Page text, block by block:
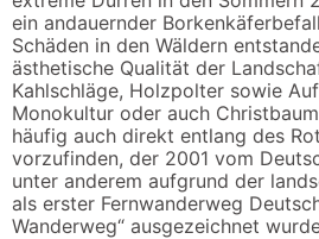
ein andauernder
Schäden in den Wäldern
ästhetische Qualität der
Kahlschläge, Holzpolter sowie
Monokultur oder auch
häufig auch direkt entlang des
vorzufinden, der 2001 vom
unter anderem aufgrund der
als erster Fernwanderweg
Wanderweg“ ausgezeichnet